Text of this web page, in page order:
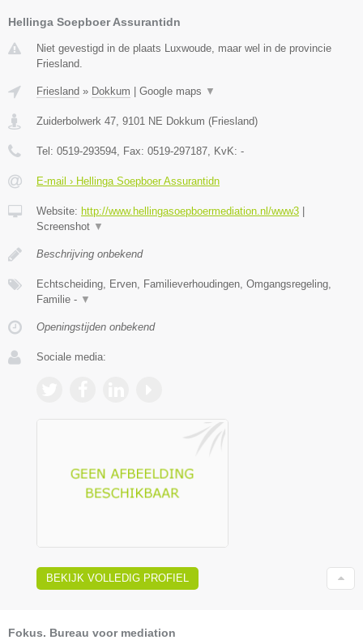
Hellinga Soepboer Assurantidn
Niet gevestigd in de plaats Luxwoude, maar wel in de provincie
Friesland.
Friesland » Dokkum Google maps ▼
Zuiderbolwerk 47 9101 NE Dokkum (Friesland)
Tel: 0519-293594 , Fax: 0519-297187 , KvK: -
E-mail › Hellinga Soepboer Assurantidn
Website: http://www.hellingasoepboermediation.nl/www3
Screenshot ▼
Beschrijving onbekend
Echtscheiding, Erven, Familieverhoudingen, Omgangsregeling,
Familie - ▼
Openingstijden onbekend
Sociale media:
BEKIJK VOLLEDIG PROFIEL
Fokus. Bureau voor mediation